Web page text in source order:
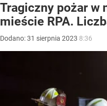
Tragiczny pożar w
mieście RPA.
Dodano:31 sierpnia 2023 8:36